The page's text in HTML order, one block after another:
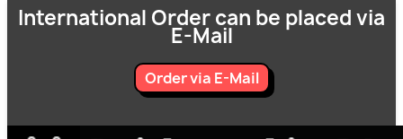
International Order can be placed via
E-Mail
Order via E-Mail